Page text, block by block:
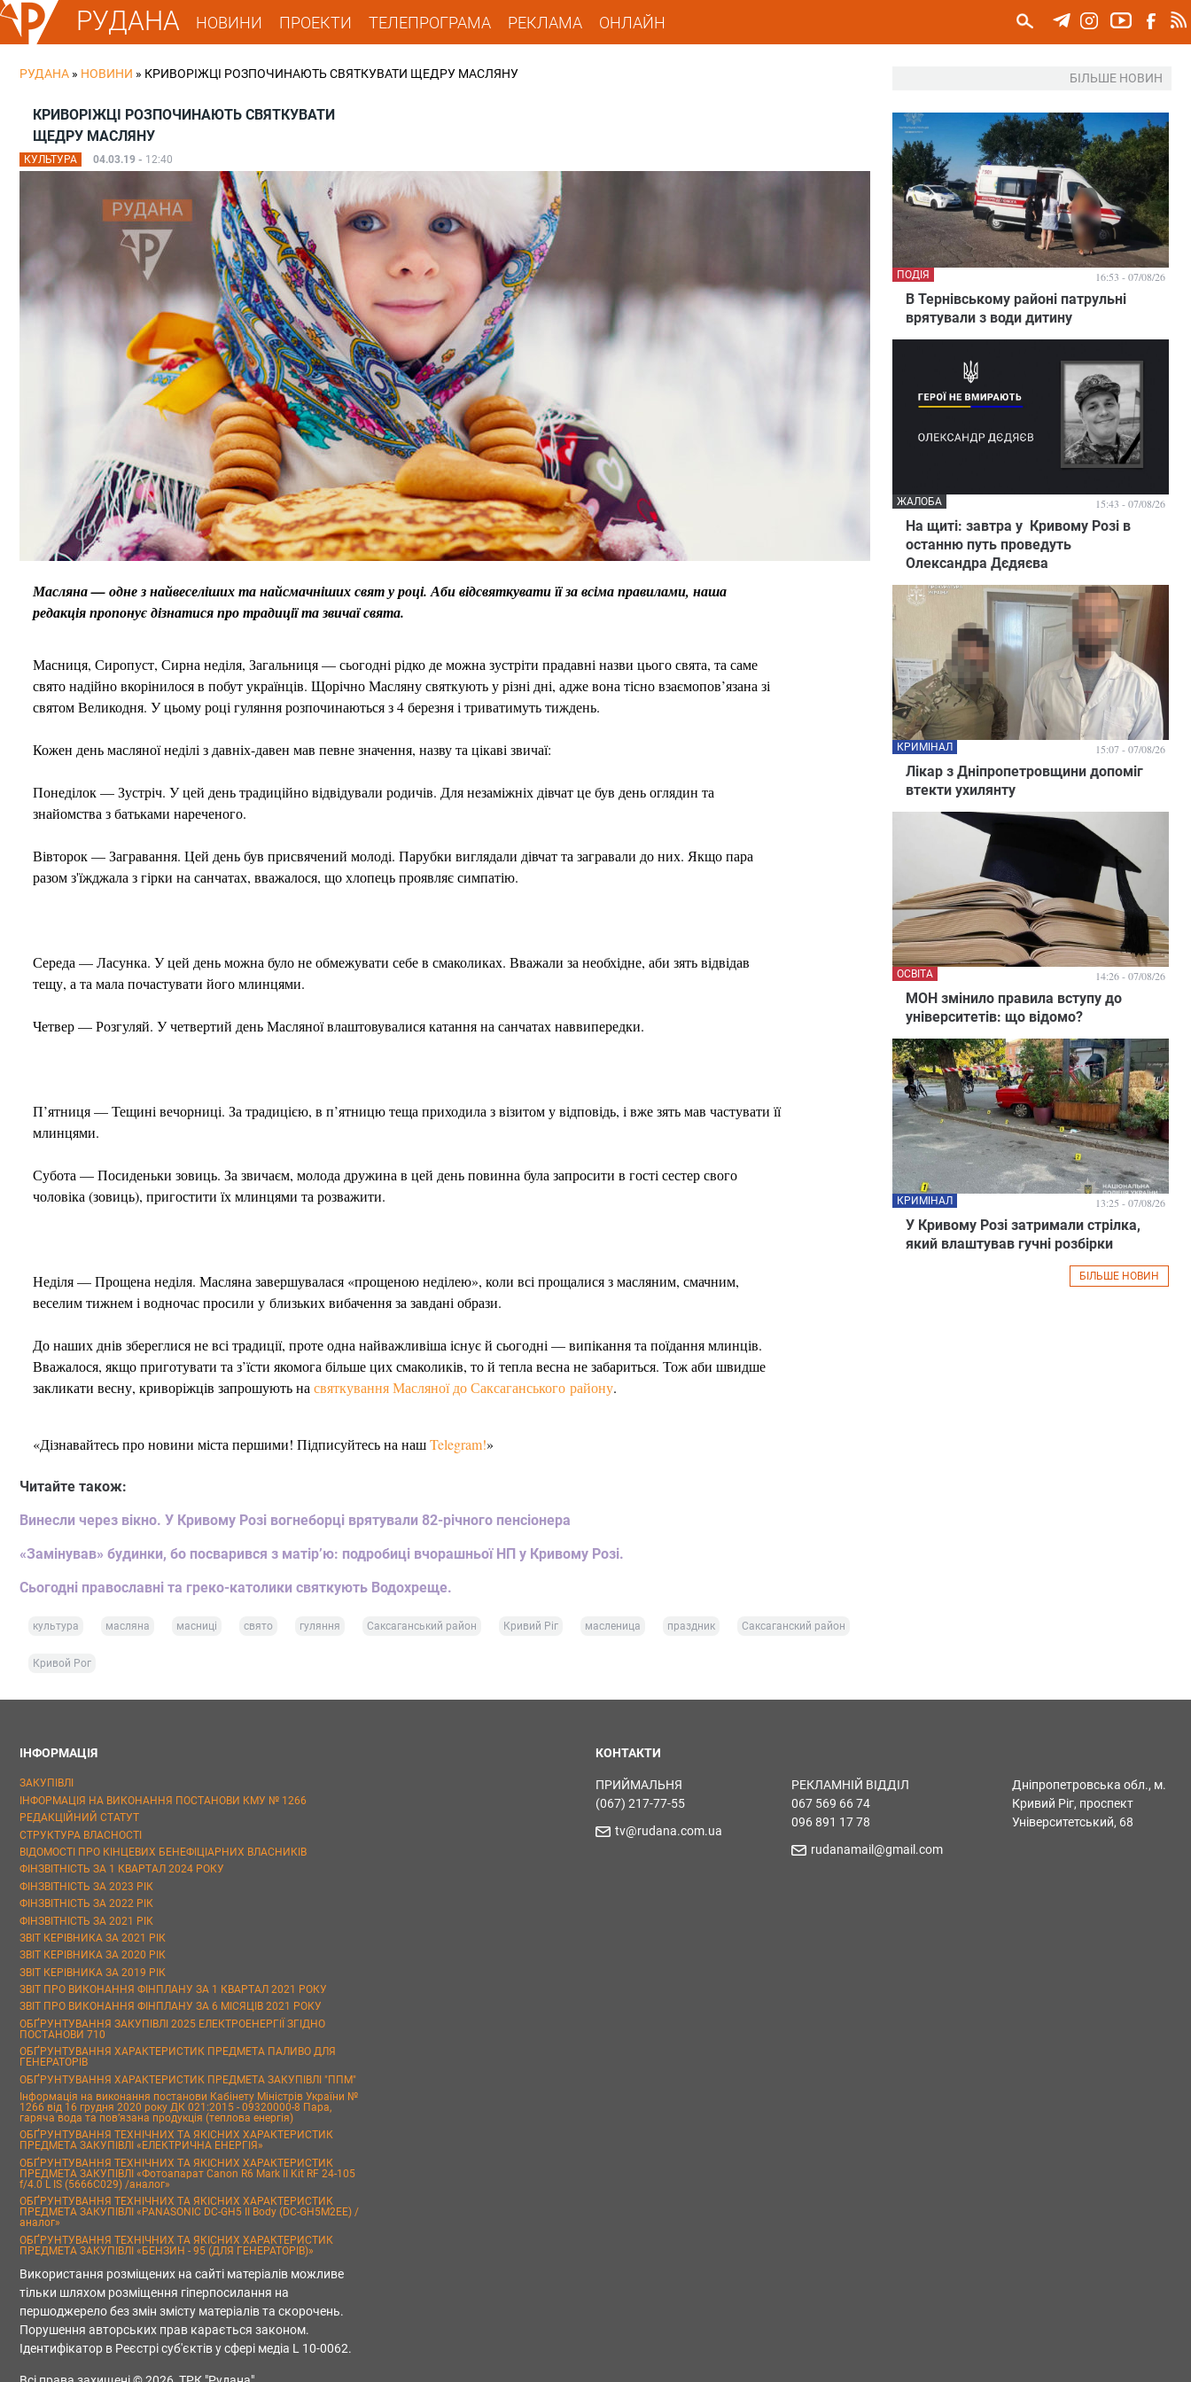
РУДАНА НОВИНИ ПРОЕКТИ ТЕЛЕПРОГРАМА РЕКЛАМА ОНЛАЙН
РУДАНА » НОВИНИ » КРИВОРІЖЦІ РОЗПОЧИНАЮТЬ СВЯТКУВАТИ ЩЕДРУ МАСЛЯНУ
КРИВОРІЖЦІ РОЗПОЧИНАЮТЬ СВЯТКУВАТИ
ЩЕДРУ МАСЛЯНУ
КУЛЬТУРА 04.03.19 - 12:40
Масляна — одне з найвеселіших та найсмачніших свят у році. Аби відсвяткувати її за всіма правилами, наша
редакція пропонує дізнатися про традиції та звичаї свята.
Масниця, Сиропуст, Сирна неділя, Загальниця — сьогодні рідко де можна зустріти прадавні назви цього свята, та саме
свято надійно вкорінилося в побут українців. Щорічно Масляну святкують у різні дні, адже вона тісно взаємопов’язана зі
святом Великодня. У цьому році гуляння розпочинаються з 4 березня і триватимуть тиждень.
Кожен день масляної неділі з давніх-давен мав певне значення, назву та цікаві звичаї:
Понеділок — Зустріч. У цей день традиційно відвідували родичів. Для незаміжніх дівчат це був день оглядин та
знайомства з батьками нареченого.
Вівторок — Загравання. Цей день був присвячений молоді. Парубки виглядали дівчат та загравали до них. Якщо пара
разом з'їжджала з гірки на санчатах, вважалося, що хлопець проявляє симпатію.
Середа — Ласунка. У цей день можна було не обмежувати себе в смаколиках. Вважали за необхідне, аби зять відвідав
тещу, а та мала почастувати його млинцями.
Четвер — Розгуляй. У четвертий день Масляної влаштовувалися катання на санчатах наввипередки.
П’ятниця — Тещині вечорниці. За традицією, в п’ятницю теща приходила з візитом у відповідь, і вже зять мав частувати її
млинцями.
Субота — Посиденьки зовиць. За звичаєм, молода дружина в цей день повинна була запросити в гості сестер свого
чоловіка (зовиць), пригостити їх млинцями та розважити.
Неділя — Прощена неділя. Масляна завершувалася «прощеною неділею», коли всі прощалися з масляним, смачним,
веселим тижнем і водночас просили у близьких вибачення за завдані образи.
До наших днів збереглися не всі традиції, проте одна найважливіша існує й сьогодні — випікання та поїдання млинців.
Вважалося, якщо приготувати та з’їсти якомога більше цих смаколиків, то й тепла весна не забариться. Тож аби швидше
закликати весну, криворіжців запрошують на святкування Масляної до Саксаганського району.
«Дізнавайтесь про новини міста першими! Підписуйтесь на нашTelegram!»
Читайте також:
Винесли через вікно. У Кривому Розі вогнеборці врятували 82-річного пенсіонера
«Замінував» будинки, бо посварився з матір’ю: подробиці вчорашньої НП у Кривому Розі.
Сьогодні православні та греко-католики святкують Водохреще.
культура масляна масниці свято гуляння Саксаганський район Кривий Ріг масленица праздник Саксаганский район
Кривой Рог
БІЛЬШЕ НОВИН
В Тернівському районі патрульні
врятували з води дитину
ПОДІЯ 16:53 - 07/08/26
На щиті: завтра у Кривому Розі в
останню путь проведуть
Олександра Дєдяєва
ЖАЛОБА 15:43 - 07/08/26
Лікар з Дніпропетровщини допоміг
втекти ухилянту
КРИМІНАЛ 15:07 - 07/08/26
МОН змінило правила вступу до
університетів: що відомо?
ОСВІТА 14:26 - 07/08/26
У Кривому Розі затримали стрілка,
який влаштував гучні розбірки
КРИМІНАЛ 13:25 - 07/08/26
БІЛЬШЕ НОВИН
ІНФОРМАЦІЯ
ЗАКУПІВЛІ
ІНФОРМАЦІЯ НА ВИКОНАННЯ ПОСТАНОВИ КМУ № 1266
РЕДАКЦІЙНИЙ СТАТУТ
СТРУКТУРА ВЛАСНОСТІ
ВІДОМОСТІ ПРО КІНЦЕВИХ БЕНЕФІЦІАРНИХ ВЛАСНИКІВ
ФІНЗВІТНІСТЬ ЗА 1 КВАРТАЛ 2024 РОКУ
ФІНЗВІТНІСТЬ ЗА 2023 РІК
ФІНЗВІТНІСТЬ ЗА 2022 РІК
ФІНЗВІТНІСТЬ ЗА 2021 РІК
ЗВІТ КЕРІВНИКА ЗА 2021 РІК
ЗВІТ КЕРІВНИКА ЗА 2020 РІК
ЗВІТ КЕРІВНИКА ЗА 2019 РІК
ЗВІТ ПРО ВИКОНАННЯ ФІНПЛАНУ ЗА 1 КВАРТАЛ 2021 РОКУ
ЗВІТ ПРО ВИКОНАННЯ ФІНПЛАНУ ЗА 6 МІСЯЦІВ 2021 РОКУ
ОБҐРУНТУВАННЯ ЗАКУПІВЛІ 2025 ЕЛЕКТРОЕНЕРГІЇ ЗГІДНО
ПОСТАНОВИ 710
ОБҐРУНТУВАННЯ ХАРАКТЕРИСТИК ПРЕДМЕТА ПАЛИВО ДЛЯ
ГЕНЕРАТОРІВ
ОБҐРУНТУВАННЯ ХАРАКТЕРИСТИК ПРЕДМЕТА ЗАКУПІВЛІ "ППМ"
Інформація на виконання постанови Кабінету Міністрів України №
1266 від 16 грудня 2020 року ДК 021:2015 - 09320000-8 Пара,
гаряча вода та пов’язана продукція (теплова енергія)
ОБҐРУНТУВАННЯ ТЕХНІЧНИХ ТА ЯКІСНИХ ХАРАКТЕРИСТИК
ПРЕДМЕТА ЗАКУПІВЛІ «ЕЛЕКТРИЧНА ЕНЕРГІЯ»
ОБҐРУНТУВАННЯ ТЕХНІЧНИХ ТА ЯКІСНИХ ХАРАКТЕРИСТИК
ПРЕДМЕТА ЗАКУПІВЛІ «Фотоапарат Canon R6 Mark II Kit RF 24-105
f/4.0 L IS (5666C029) /аналог»
ОБҐРУНТУВАННЯ ТЕХНІЧНИХ ТА ЯКІСНИХ ХАРАКТЕРИСТИК
ПРЕДМЕТА ЗАКУПІВЛІ «PANASONIC DC-GH5 II Body (DC-GH5M2EE) /
аналог»
ОБҐРУНТУВАННЯ ТЕХНІЧНИХ ТА ЯКІСНИХ ХАРАКТЕРИСТИК
ПРЕДМЕТА ЗАКУПІВЛІ «БЕНЗИН - 95 (ДЛЯ ГЕНЕРАТОРІВ)»
Використання розміщених на сайті матеріалів можливе
тільки шляхом розміщення гіперпосилання на
першоджерело без змін змісту матеріалів та скорочень.
Порушення авторських прав карається законом.
Ідентифікатор в Реєстрі суб'єктів у сфері медіа L 10-0062.
КОНТАКТИ
ПРИЙМАЛЬНЯ
(067) 217-77-55
tv@rudana.com.ua
РЕКЛАМНІЙ ВІДДІЛ
067 569 66 74
096 891 17 78
rudanamail@gmail.com
Дніпропетровська обл., м.
Кривий Ріг, проспект
Університетський, 68